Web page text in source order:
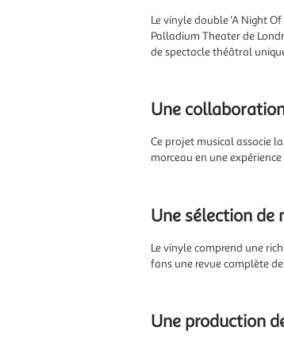
Le vinyle double 'A Night
Palladium Theater de
de spectacle théâtral
Une
Ce projet musical associe
morceau en une
Une sélection de
Le vinyle comprend une
fans une revue complète
Une production